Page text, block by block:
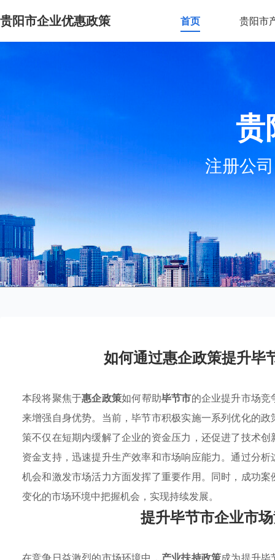
贵阳市企业优惠政策 首页 贵阳市
贵
注册公
如何通过惠企政策提升毕
本段将聚焦于惠企政策如何帮助毕节市的企业提升市场
来增强自身优势。当前，毕节市积极实施一系列优化的
策不仅在短期内缓解了企业的资金压力，还促进了技术
资金支持，迅速提升生产效率和市场响应能力。通过分
机会和激发市场活力方面发挥了重要作用。同时，成功
变化的市场环境中把握机会，实现持续发展。
提升毕节市企业市